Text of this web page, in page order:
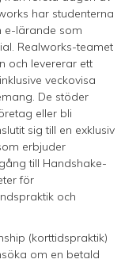
har studenterna
e-lärande som
Realworks-teamet
och levererar ett
veckovisa
De stöder
eller bli
sig till en exklusiv
erbjuder
till Handshake-
för
och
(korttidspraktik)
om en betald